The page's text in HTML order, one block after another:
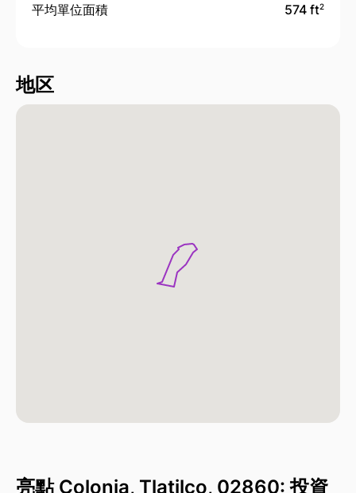
平均單位面積 574 ft2
地区
亮點 Colonia, Tlatilco, 02860: 投資